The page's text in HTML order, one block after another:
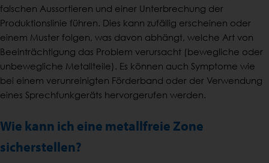
falschen Aussortieren und einer Unterbrechung der
Produktionslinie führen. Dies kann zufällig erscheinen oder
einem Muster folgen, was davon abhängt, welche Art von
Beeinträchtigung das Problem verursacht (bewegliche oder
unbewegliche Metallteile). Es können auch Symptome wie
bei einem verunreinigten Förderband oder der Verwendung
eines Sprechfunkgeräts hervorgerufen werden.
Wie kann ich eine metallfreie Zone
sicherstellen?